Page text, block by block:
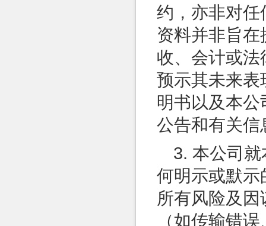
约，亦非对任
资料并非旨
收、会计或
预示其未来表
明书以及本
公告和有关信
3. 本公司
何明示或默示
所有风险及
（如传输错